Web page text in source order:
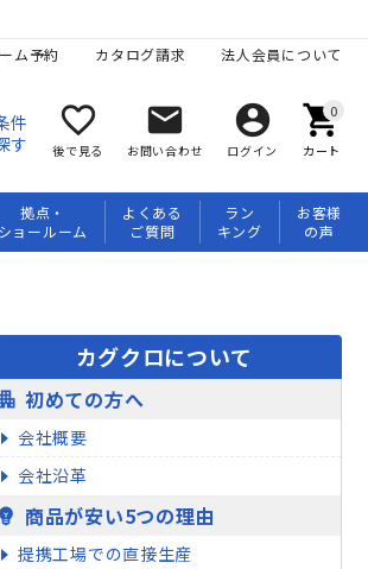
ム予約 カタログ請求 法人会員について
件
す
favorite_border
後で見る
mail
お問い合わせ
account_circle
ログイン
shopping_cart
カート
拠点・
ショールーム
よくある
ご質問
ラン
キング
お客様
の声
カグクロについて
初めての方へ
会社概要
会社沿革
emoji_objects 商品が安い5つの理由
提携工場での直接生産